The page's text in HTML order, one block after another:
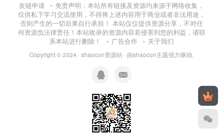
友链申请
免责声明：本站所有链接及资源均来源于网络收集，
仅供私下学习交流使用，不得将上述内容用于商业或者非法用途，
否则产生的一切后果自行承担！ 本站仅仅提供资源分享，不对任
何资源负法律责任！本站收录的资源内容若侵害到您的利益，请联
系本站进行删除！
广告合作 关于我们
Copyright © 2024 · shaocun资源站 · 由shaocun主题强力驱动.